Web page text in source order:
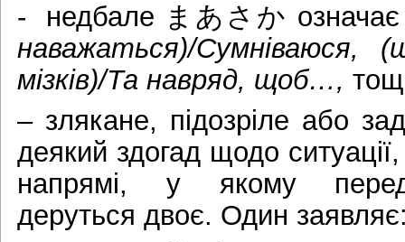
- недбале まあさか
наважаться)/Сумніваюся,
мізків)/Та навряд, щоб…,
– злякане, підозріле або
деякий здогад щодо
напрямі, у якому
деруться двоє. Один